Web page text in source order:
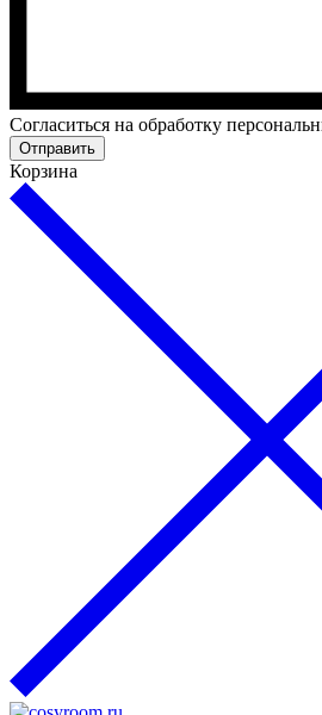
Cогласиться на обработку
Отправить
Корзина